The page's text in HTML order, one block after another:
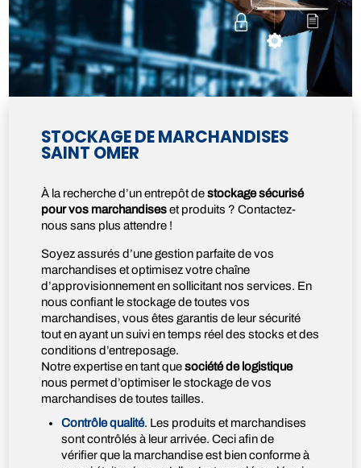
STOCKAGE DE MARCHANDISES
SAINT OMER
À la recherche d’un entrepôt destockage sécurisé
pour vos marchandiseset produits ? Contactez-
nous sans plus attendre !
Soyez assurés d’une gestion parfaite de vos
marchandises et optimisez votre chaîne
d’approvisionnement en sollicitant nos services. En
nous confiant le stockage de toutes vos
marchandises, vous êtes garantis de leur sécurité
tout en ayant un suivi en temps réel des stocks et des
conditions d’entreposage.
Notre expertise en tant quesociété de logistique
nous permet d’optimiser le stockage de vos
marchandises de toutes tailles.
Contrôle qualité. Les produits et marchandises
sont contrôlés à leur arrivée. Ceci afin de
vérifier que la marchandise est bien conforme à